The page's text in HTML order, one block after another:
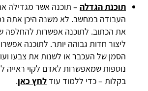
תוכנת הגדלה– תוכנה אשר מגדילה
העבודה במחשב. לא משנה היכן אתה
את הכתוב. לתוכנה אפשרות להחלפה
ליצור חדות גבוהה יותר. לתוכנה
הסמן של העכבר או לשנות את צבעו
נוספות שמאפשרות לאדם לקוי
בקלות – כדי ללמוד עוד לחץ כאן.